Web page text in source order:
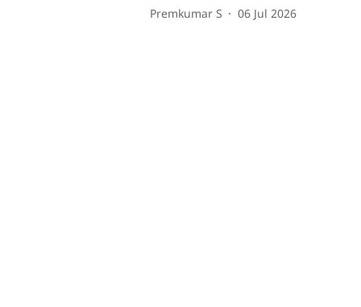
Premkumar S 06 Jul 2026